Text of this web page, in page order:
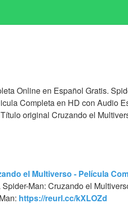
Online en Español Gratis.
Completa en HD con Audio
original Cruzando el
el Multiverso - Película
Man: Cruzando el
https://reurl.cc/kXLOZd